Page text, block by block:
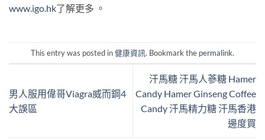
www.igo.hk了解更多 。
This entry was posted in健康資訊. Bookmark the permalink.
男人服用偉哥Viagra威而鋼4
大誤區
汗馬糖 汗馬人蔘糖 Hamer
Candy Hamer Ginseng Coffee
Candy 汗馬精力糖 汗馬香港
邊度買